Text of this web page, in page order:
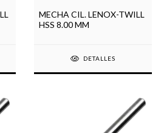
MECHA CIL. LENOX-TWILL
HSS 8.00 MM
DETALLES